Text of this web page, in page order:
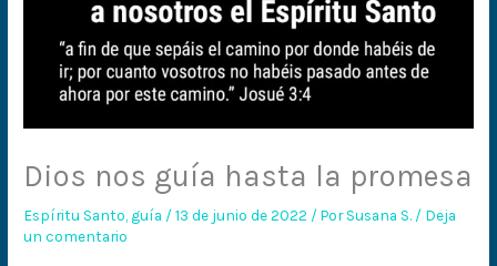
Dios nos guía hasta la promesa
Espíritu Santo, guía /13 de junio de 2022 / PorSusana S. / Deja
un comentario